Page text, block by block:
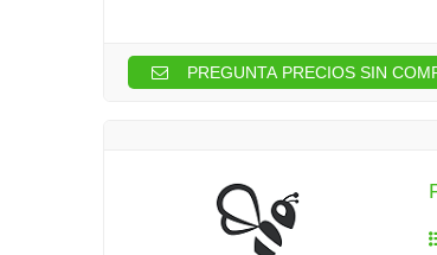
PREGUNTA PRECIOS SIN